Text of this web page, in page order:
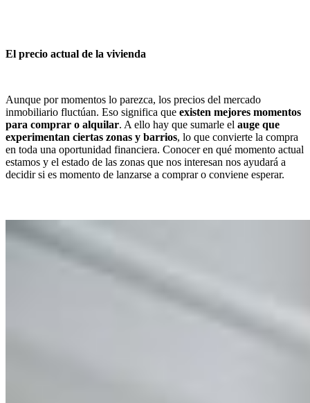
El precio actual de la vivienda
Aunque por momentos lo parezca, los precios del mercado
inmobiliario fluctúan. Eso significa que existen mejores momentos
para comprar o alquilar. A ello hay que sumarle el auge que
experimentan ciertas zonas y barrios, lo que convierte la compra
en toda una oportunidad financiera. Conocer en qué momento actual
estamos y el estado de las zonas que nos interesan nos ayudará a
decidir si es momento de lanzarse a comprar o conviene esperar.